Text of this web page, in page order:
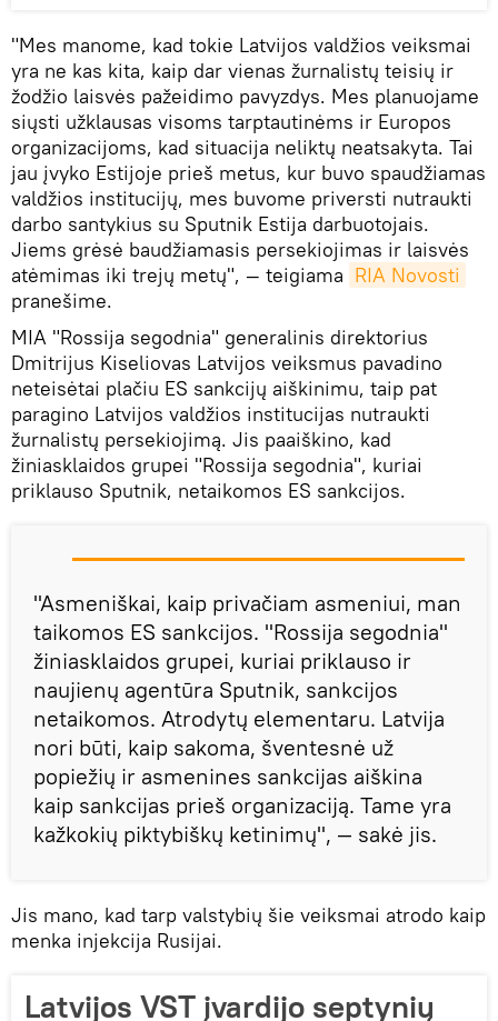
"Mes manome, kad tokie Latvijos valdžios veiksmai
yra ne kas kita, kaip dar vienas žurnalistų teisių ir
žodžio laisvės pažeidimo pavyzdys. Mes planuojame
siųsti užklausas visoms tarptautinėms ir Europos
organizacijoms, kad situacija neliktų neatsakyta. Tai
jau įvyko Estijoje prieš metus, kur buvo spaudžiamas
valdžios institucijų, mes buvome priversti nutraukti
darbo santykius su Sputnik Estija darbuotojais.
Jiems grėsė baudžiamasis persekiojimas ir laisvės
atėmimas iki trejų metų", — teigiama RIA Novosti
pranešime.
MIA "Rossija segodnia" generalinis direktorius
Dmitrijus Kiseliovas Latvijos veiksmus pavadino
neteisėtai plačiu ES sankcijų aiškinimu, taip pat
paragino Latvijos valdžios institucijas nutraukti
žurnalistų persekiojimą. Jis paaiškino, kad
žiniasklaidos grupei "Rossija segodnia", kuriai
priklauso Sputnik, netaikomos ES sankcijos.
"Asmeniškai, kaip privačiam asmeniui, man
taikomos ES sankcijos. "Rossija segodnia"
žiniasklaidos grupei, kuriai priklauso ir
naujienų agentūra Sputnik, sankcijos
netaikomos. Atrodytų elementaru. Latvija
nori būti, kaip sakoma, šventesnė už
popiežių ir asmenines sankcijas aiškina
kaip sankcijas prieš organizaciją. Tame yra
kažkokių piktybiškų ketinimų", — sakė jis.
Jis mano, kad tarp valstybių šie veiksmai atrodo kaip
menka injekcija Rusijai.
Latvijos VST įvardijo septynių